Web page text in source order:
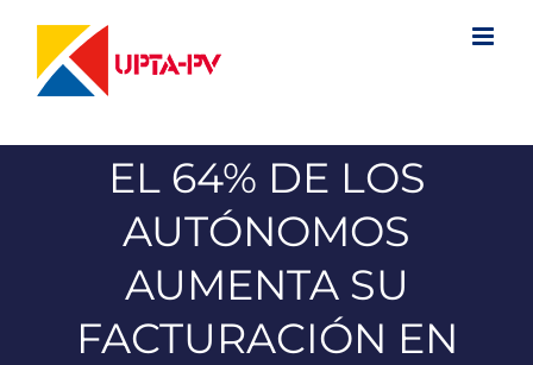
contenido
EL 64% DE LOS
AUTÓNOMOS
AUMENTA SU
FACTURACIÓN EN